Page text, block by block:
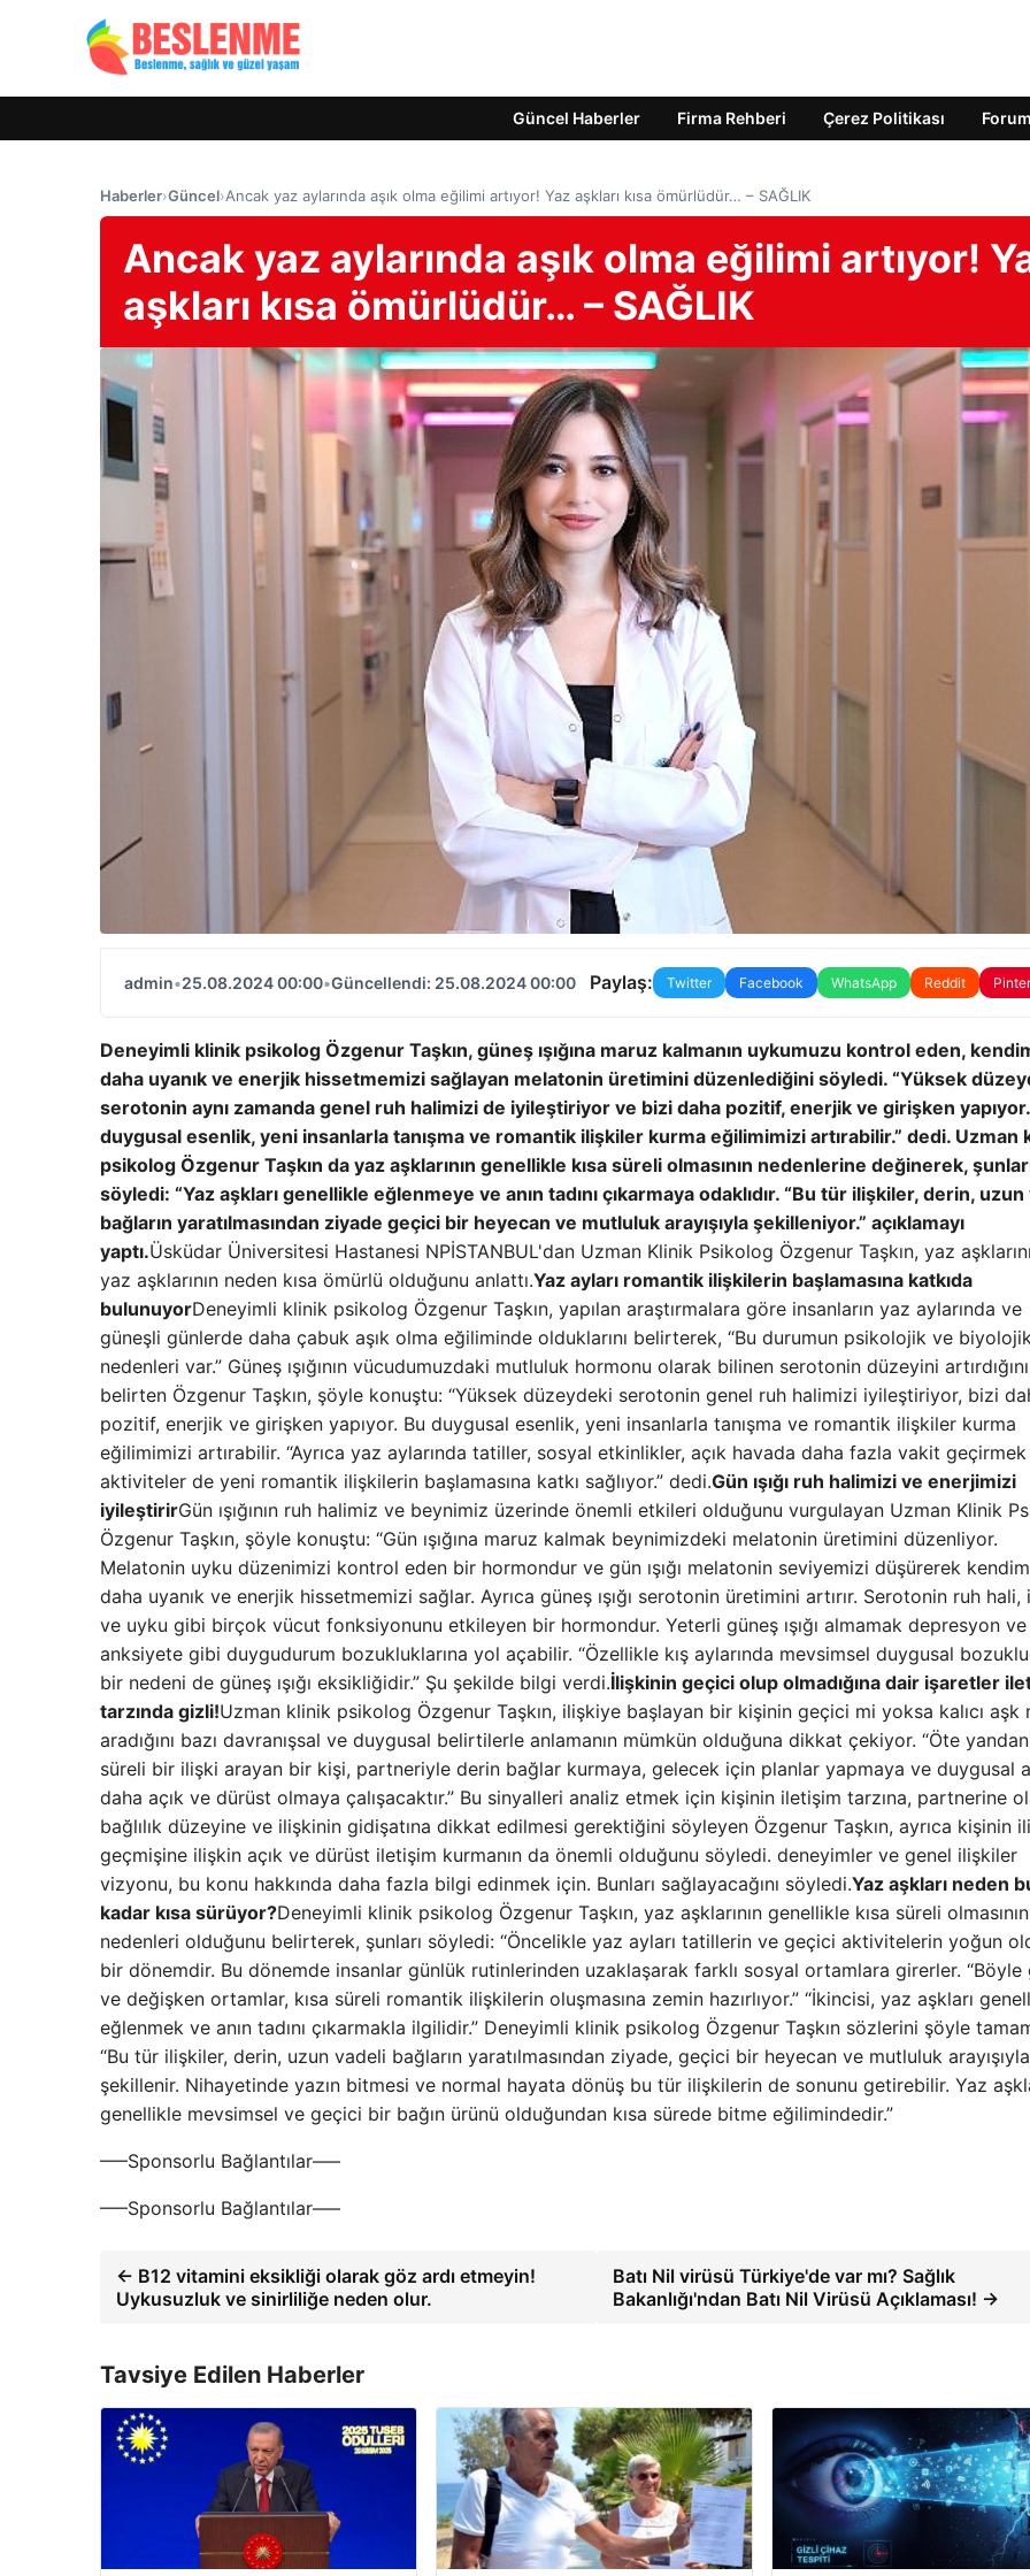
Güncel Haberler Firma Rehberi Çerez Politikası Forum
Haberler›Güncel›Ancak yaz aylarında aşık olma eğilimi artıyor! Yaz aşkları kısa ömürlüdür… – SAĞLIK
Ancak yaz aylarında aşık olma eğilimi artıyor!
aşkları kısa ömürlüdür… – SAĞLIK
admin•25.08.2024 00:00•Güncellendi: 25.08.2024 00:00 Paylaş: Twitter Facebook WhatsApp Reddit
Deneyimli klinik psikolog Özgenur Taşkın, güneş ışığına maruz kalmanın uykumuzu kontrol eden,
daha uyanık ve enerjik hissetmemizi sağlayan melatonin üretimini düzenlediğini söyledi. “Yüksek
serotonin aynı zamanda genel ruh halimizi de iyileştiriyor ve bizi daha pozitif, enerjik ve girişken
duygusal esenlik, yeni insanlarla tanışma ve romantik ilişkiler kurma eğilimimizi artırabilir.” dedi. Uzman
psikolog Özgenur Taşkın da yaz aşklarının genellikle kısa süreli olmasının nedenlerine değinerek,
söyledi: “Yaz aşkları genellikle eğlenmeye ve anın tadını çıkarmaya odaklıdır. “Bu tür ilişkiler, derin,
bağların yaratılmasından ziyade geçici bir heyecan ve mutluluk arayışıyla şekilleniyor.” açıklamayı
yaptı.Üsküdar Üniversitesi Hastanesi NPİSTANBUL'dan Uzman Klinik Psikolog Özgenur Taşkın, yaz
yaz aşklarının neden kısa ömürlü olduğunu anlattı.Yaz ayları romantik ilişkilerin başlamasına katkıda
bulunuyorDeneyimli klinik psikolog Özgenur Taşkın, yapılan araştırmalara göre insanların yaz aylarında ve
güneşli günlerde daha çabuk aşık olma eğiliminde olduklarını belirterek, “Bu durumun psikolojik ve biyolojik
nedenleri var.” Güneş ışığının vücudumuzdaki mutluluk hormonu olarak bilinen serotonin düzeyini artırdığını
belirten Özgenur Taşkın, şöyle konuştu: “Yüksek düzeydeki serotonin genel ruh halimizi iyileştiriyor, bizi
pozitif, enerjik ve girişken yapıyor. Bu duygusal esenlik, yeni insanlarla tanışma ve romantik ilişkiler kurma
eğilimimizi artırabilir. “Ayrıca yaz aylarında tatiller, sosyal etkinlikler, açık havada daha fazla vakit
aktiviteler de yeni romantik ilişkilerin başlamasına katkı sağlıyor.” dedi.Gün ışığı ruh halimizi ve enerjimizi
iyileştirirGün ışığının ruh halimiz ve beynimiz üzerinde önemli etkileri olduğunu vurgulayan Uzman Klinik
Özgenur Taşkın, şöyle konuştu: “Gün ışığına maruz kalmak beynimizdeki melatonin üretimini düzenliyor.
Melatonin uyku düzenimizi kontrol eden bir hormondur ve gün ışığı melatonin seviyemizi düşürerek
daha uyanık ve enerjik hissetmemizi sağlar. Ayrıca güneş ışığı serotonin üretimini artırır. Serotonin ruh hali,
ve uyku gibi birçok vücut fonksiyonunu etkileyen bir hormondur. Yeterli güneş ışığı almamak depresyon ve
anksiyete gibi duygudurum bozukluklarına yol açabilir. “Özellikle kış aylarında mevsimsel duygusal
bir nedeni de güneş ışığı eksikliğidir.” Şu şekilde bilgi verdi.İlişkinin geçici olup olmadığına dair işaretler
tarzında gizli!Uzman klinik psikolog Özgenur Taşkın, ilişkiye başlayan bir kişinin geçici mi yoksa kalıcı aşk
aradığını bazı davranışsal ve duygusal belirtilerle anlamanın mümkün olduğuna dikkat çekiyor. “Öte
süreli bir ilişki arayan bir kişi, partneriyle derin bağlar kurmaya, gelecek için planlar yapmaya ve duygusal
daha açık ve dürüst olmaya çalışacaktır.” Bu sinyalleri analiz etmek için kişinin iletişim tarzına, partnerine
bağlılık düzeyine ve ilişkinin gidişatına dikkat edilmesi gerektiğini söyleyen Özgenur Taşkın, ayrıca kişinin
geçmişine ilişkin açık ve dürüst iletişim kurmanın da önemli olduğunu söyledi. deneyimler ve genel ilişkiler
vizyonu, bu konu hakkında daha fazla bilgi edinmek için. Bunları sağlayacağını söyledi.Yaz aşkları neden
kadar kısa sürüyor?Deneyimli klinik psikolog Özgenur Taşkın, yaz aşklarının genellikle kısa süreli
nedenleri olduğunu belirterek, şunları söyledi: “Öncelikle yaz ayları tatillerin ve geçici aktivitelerin yoğun
bir dönemdir. Bu dönemde insanlar günlük rutinlerinden uzaklaşarak farklı sosyal ortamlara girerler. “Böyle
ve değişken ortamlar, kısa süreli romantik ilişkilerin oluşmasına zemin hazırlıyor.” “İkincisi, yaz aşkları
eğlenmek ve anın tadını çıkarmakla ilgilidir.” Deneyimli klinik psikolog Özgenur Taşkın sözlerini şöyle
“Bu tür ilişkiler, derin, uzun vadeli bağların yaratılmasından ziyade, geçici bir heyecan ve mutluluk arayışıyla
şekillenir. Nihayetinde yazın bitmesi ve normal hayata dönüş bu tür ilişkilerin de sonunu getirebilir. Yaz
genellikle mevsimsel ve geçici bir bağın ürünü olduğundan kısa sürede bitme eğilimindedir.”
—–Sponsorlu Bağlantılar—–
—–Sponsorlu Bağlantılar—–
← B12 vitamini eksikliği olarak göz ardı etmeyin!
Uykusuzluk ve sinirliliğe neden olur.
Batı Nil virüsü Türkiye'de var mı? Sağlık
Bakanlığı'ndan Batı Nil Virüsü Açıklaması! →
Tavsiye Edilen Haberler